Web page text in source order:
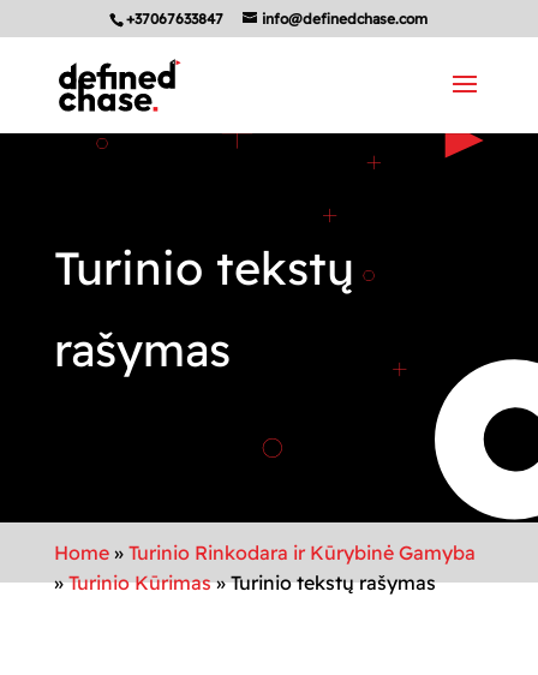
+37067633847 info@definedchase.com
Turinio tekstų
rašymas
Home» Turinio Rinkodara ir Kūrybinė Gamyba
»Turinio Kūrimas»Turinio tekstų rašymas